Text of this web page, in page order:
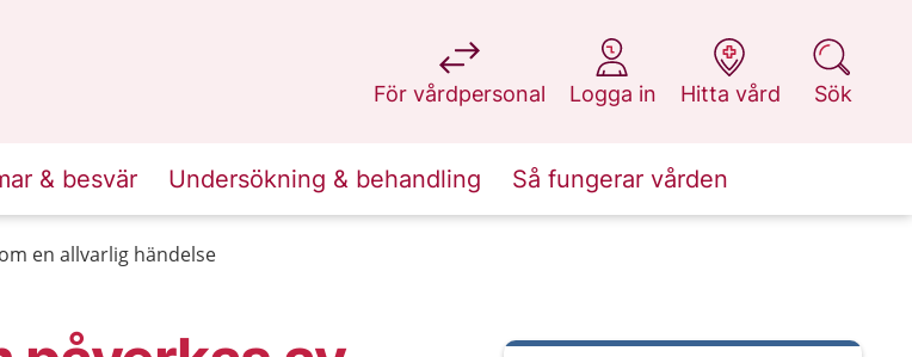
För vårdpersonal
på 1177.se
Logga in
på 1177.se
Hitta vård
på 1177.se
Sök
på 1177.se
& besvär Undersökning & behandling Så fungerar vården
en allvarlig händelse